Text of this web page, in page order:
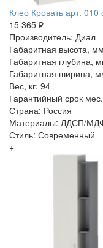
Клео Кровать арт.
15 365 ₽
Производитель: Диал
Габаритная высота,
Габаритная глубина,
Габаритная ширина,
Вес, кг: 94
Гарантийный срок
Страна: Россия
Материалы: ЛДСП/
Стиль: Современный
+